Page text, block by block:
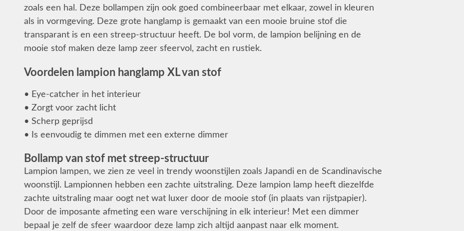
zoals een hal. Deze bollampen zijn ook goed combineerbaar met elkaar, zowel in kleuren
als in vormgeving. Deze grote hanglamp is gemaakt van een mooie bruine stof die
transparant is en een streep-structuur heeft. De bol vorm, de lampion belijning en de
mooie stof maken deze lamp zeer sfeervol, zacht en rustiek.
Voordelen lampion hanglamp XL van stof
• Eye-catcher in het interieur
• Zorgt voor zacht licht
• Scherp geprijsd
• Is eenvoudig te dimmen met een externe dimmer
Bollamp van stof met streep-structuur
Lampion lampen, we zien ze veel in trendy woonstijlen zoals Japandi en de Scandinavische
woonstijl. Lampionnen hebben een zachte uitstraling. Deze lampion lamp heeft diezelfde
zachte uitstraling maar oogt net wat luxer door de mooie stof (in plaats van rijstpapier).
Door de imposante afmeting een ware verschijning in elk interieur! Met een dimmer
bepaal je zelf de sfeer waardoor deze lamp zich altijd aanpast naar elk moment.